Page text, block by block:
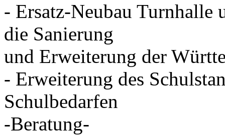
- Ersatz-Neubau Turnhalle
die Sanierung
und Erweiterung der
- Erweiterung des
Schulbedarfen
-Beratung-